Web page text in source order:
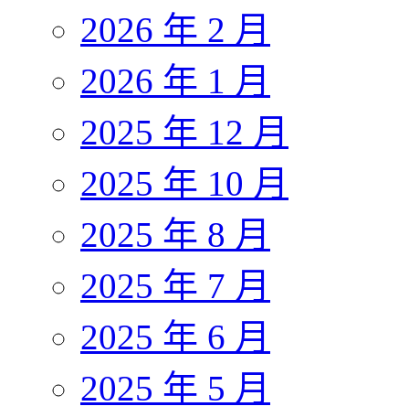
2026 年 2 月
2026 年 1 月
2025 年 12 月
2025 年 10 月
2025 年 8 月
2025 年 7 月
2025 年 6 月
2025 年 5 月